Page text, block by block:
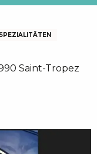
Saint-Tropez